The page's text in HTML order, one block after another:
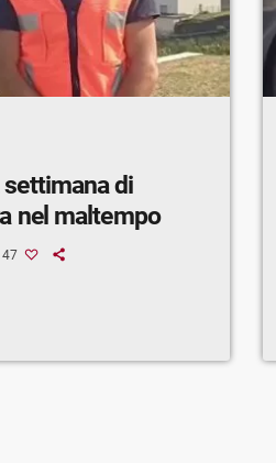
settimana di
nel maltempo
47